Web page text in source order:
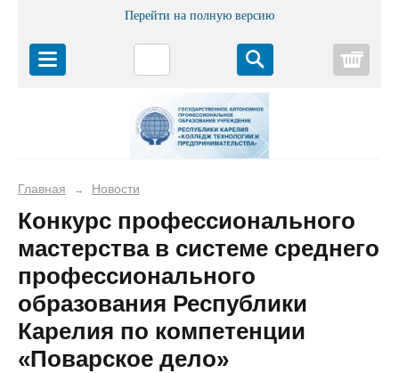
Перейти на полную версию
Главная → Новости
Конкурс профессионального
мастерства в системе среднего
профессионального
образования Республики
Карелия по компетенции
«Поварское дело»